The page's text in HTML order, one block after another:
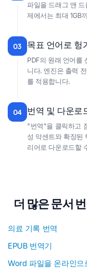
파일을 드래그 앤
제에서는 최대 1GB
03 목표 언어로 헝
PDF의 원래 언어를
니다. 엔진은 출력
를 적용합니다.
04 번역 및 다운로
"번역"을 클릭하고
성 악센트와 확장된
리어로 다운로드할
더 많은 문서
의료 기록 번역
EPUB 번역기
Word 파일을 온라인으